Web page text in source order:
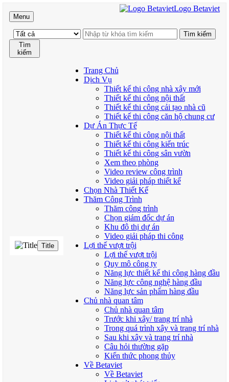
Menu
Logo Betaviet
Tìm
kiếm
Title
Trang Chủ
Dịch Vụ
Thiết kế thi công nhà xây mới
Thiết kế thi công nội thất
Thiết kế thi công cải tạo nhà cũ
Thiết kế thi công căn hộ chung cư
Dự Án Thực Tế
Thiết kế thi công nội thất
Thiết kế thi công kiến trúc
Thiết kế thi công sân vườn
Xem theo phòng
Video review công trình
Video giải pháp thiết kế
Chọn Nhà Thiết Kế
Thăm Công Trình
Thăm công trình
Chọn giám đốc dự án
Khu đô thị dự án
Video giải pháp thi công
Lợi thế vượt trội
Lợi thế vượt trội
Quy mô công ty
Năng lực thiết kế thi công hàng đầu
Năng lực công nghệ hàng đầu
Năng lực sản phẩm hàng đầu
Chủ nhà quan tâm
Chủ nhà quan tâm
Trước khi xây/ trang trí nhà
Trong quá trình xây và trang trí nhà
Sau khi xây và trang trí nhà
Câu hỏi thường gặp
Kiến thức phong thủy
Về Betaviet
Về Betaviet